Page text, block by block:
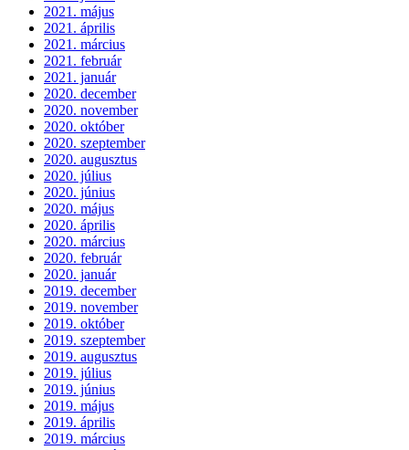
2021. május
2021. április
2021. március
2021. február
2021. január
2020. december
2020. november
2020. október
2020. szeptember
2020. augusztus
2020. július
2020. június
2020. május
2020. április
2020. március
2020. február
2020. január
2019. december
2019. november
2019. október
2019. szeptember
2019. augusztus
2019. július
2019. június
2019. május
2019. április
2019. március